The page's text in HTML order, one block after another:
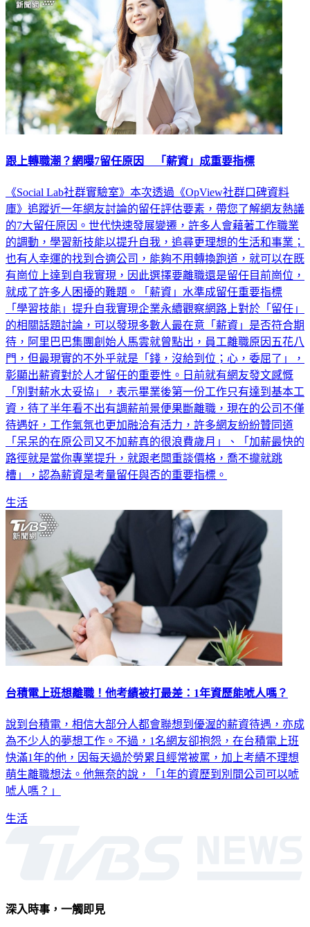
跟上轉職潮？網曝7留任原因 「薪資」成重要指標
《Social Lab社群實驗室》本次透過《OpView社群口碑資料
庫》追蹤近一年網友討論的留任評估要素，帶您了解網友熱議
的7大留任原因。世代快速發展變遷，許多人會藉著工作職業
的調動，學習新技能以提升自我，追尋更理想的生活和事業；
也有人幸運的找到合適公司，能夠不用轉換跑道，就可以在既
有崗位上達到自我實現，因此選擇要離職還是留任目前崗位，
就成了許多人困擾的難題。「薪資」水準成留任重要指標
「學習技能」提升自我實現企業永續觀察網路上對於「留任」
的相關話題討論，可以發現多數人最在意「薪資」是否符合期
待，阿里巴巴集團創始人馬雲就曾點出，員工離職原因五花八
門，但最現實的不外乎就是「錢，沒給到位；心，委屈了」，
彰顯出薪資對於人才留任的重要性。日前就有網友發文感慨
「別對薪水太妥協」，表示畢業後第一份工作只有達到基本工
資，待了半年看不出有調薪前景便果斷離職，現在的公司不僅
待遇好，工作氣氛也更加融洽有活力，許多網友紛紛贊同道
「呆呆的在原公司又不加薪真的很浪費歲月」、「加薪最快的
路徑就是當你專業提升，就跟老闆重談價格，喬不攏就跳
槽」，認為薪資是考量留任與否的重要指標。
生活
台積電上班想離職！他考績被打最差：1年資歷能唬人嗎？
說到台積電，相信大部分人都會聯想到優渥的薪資待遇，亦成
為不少人的夢想工作。不過，1名網友卻抱怨，在台積電上班
快滿1年的他，因每天過於勞累且經常被罵，加上考績不理想
萌生離職想法。他無奈的說，「1年的資歷到別間公司可以唬
唬人嗎？」
生活
深入時事，一觸即見